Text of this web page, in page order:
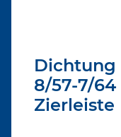
Dichtung
8/57-7/
Zierleiste